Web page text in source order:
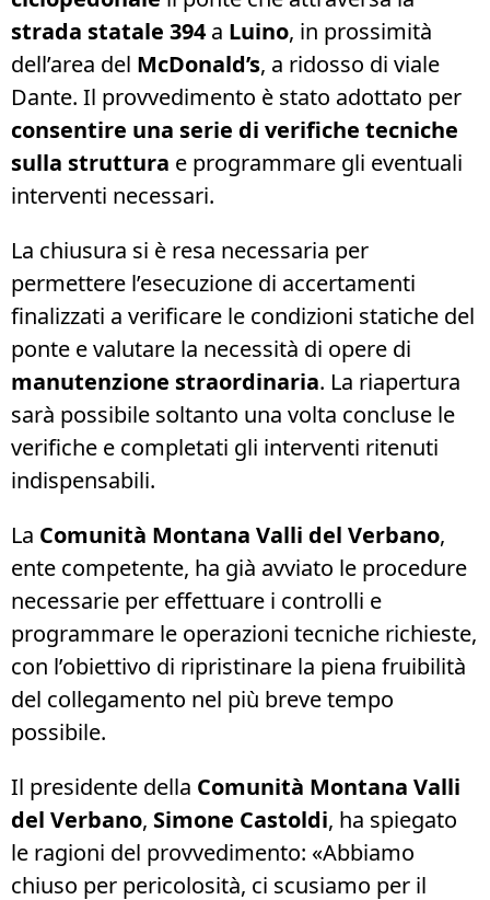
strada statale 394a Luino, in prossimità
dell’area del McDonald’s, a ridosso di viale
Dante. Il provvedimento è stato adottato per
consentire una serie di verifiche tecniche
sulla struttura e programmare gli eventuali
interventi necessari.
La chiusura si è resa necessaria per
permettere l’esecuzione di accertamenti
finalizzati a verificare le condizioni statiche del
ponte e valutare la necessità di opere di
manutenzione straordinaria. La riapertura
sarà possibile soltanto una volta concluse le
verifiche e completati gli interventi ritenuti
indispensabili.
La Comunità Montana Valli del Verbano,
ente competente, ha già avviato le procedure
necessarie per effettuare i controlli e
programmare le operazioni tecniche richieste,
con l’obiettivo di ripristinare la piena fruibilità
del collegamento nel più breve tempo
possibile.
Il presidente della Comunità Montana Valli
del Verbano, Simone Castoldi, ha spiegato
le ragioni del provvedimento: «Abbiamo
chiuso per pericolosità, ci scusiamo per il